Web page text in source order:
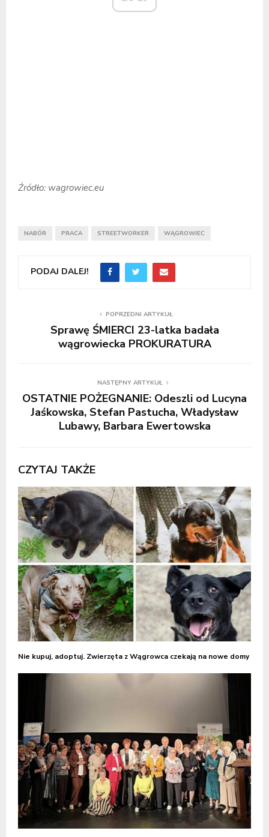
Źródło: wagrowiec.eu
NABÓR PRACA STREETWORKER WĄGROWIEC
PODAJ DALEJ!
POPRZEDNI ARTYKUŁ
Sprawę ŚMIERCI 23-latka badała
wągrowiecka PROKURATURA
NASTĘPNY ARTYKUŁ
OSTATNIE POŻEGNANIE: Odeszli od Lucyna
Jaśkowska, Stefan Pastucha, Władysław
Lubawy, Barbara Ewertowska
CZYTAJ TAKŻE
Nie kupuj, adoptuj. Zwierzęta z Wągrowca czekają na nowe domy